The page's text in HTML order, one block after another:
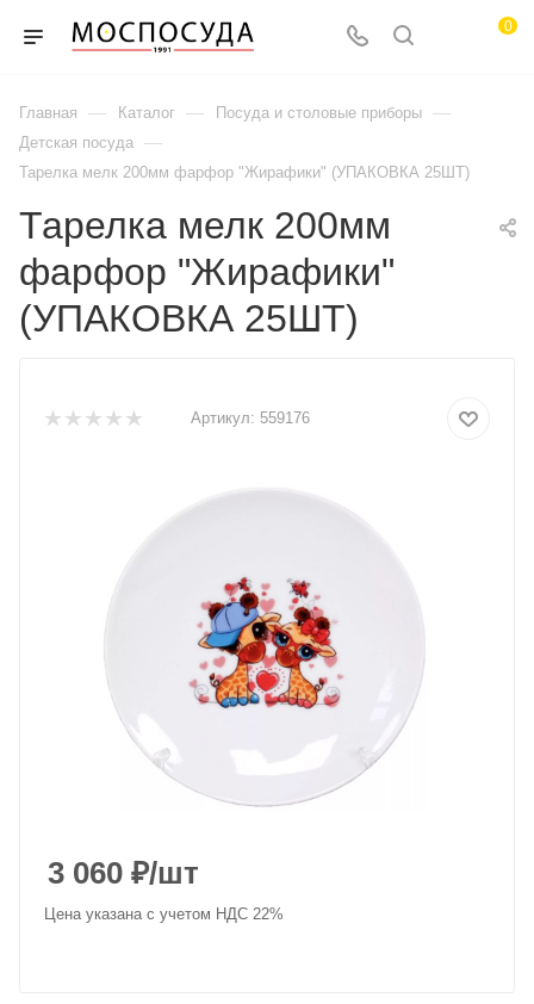
0
Главная — Каталог — Посуда и столовые приборы —
Детская посуда —
Тарелка мелк 200мм фарфор "Жирафики" (УПАКОВКА 25ШТ)
Тарелка мелк 200мм
фарфор "Жирафики"
(УПАКОВКА 25ШТ)
Артикул: 559176
3 060 ₽/шт
Цена указана с учетом НДС 22%